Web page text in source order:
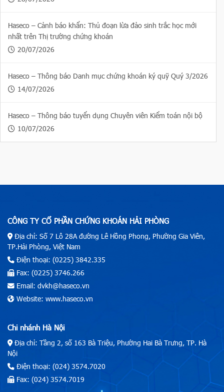
Haseco – Cảnh báo khẩn: Thủ đoạn lừa đảo sinh trắc học mới
nhất trên Thị trường chứng khoán
20/07/2026
Haseco – Thông báo Danh mục chứng khoán ký quỹ Quý 3/2026
14/07/2026
Haseco – Thông báo tuyển dụng Chuyên viên Kiểm toán nội bộ
10/07/2026
CÔNG TY CỔ PHẦN CHỨNG KHOÁN HẢI PHÒNG
Địa chỉ: Số 7 Lô 28A đường Lê Hồng Phong, Phường Gia Viên,
TP.Hải Phòng, Việt Nam
Điện thoại: (0225) 3842.335
Fax: (0225) 3746.266
Email: dvkh@haseco.vn
Website: www.haseco.vn
Chi nhánh Hà Nội
Địa chỉ: Tầng 2, số 163 Bà Triệu, Phường Hai Bà Trưng, TP. Hà
Nội
Điện thoại: (024) 3574.7020
Fax: (024) 3574.7019